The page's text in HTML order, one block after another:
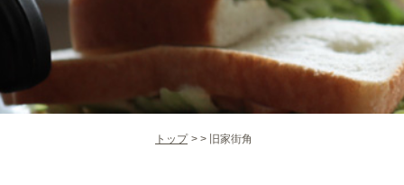
トップ 旧家街角